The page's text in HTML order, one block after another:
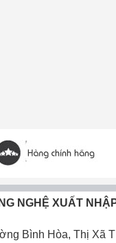
NGHỆ XUẤT
Bình Hòa, Thị Xã